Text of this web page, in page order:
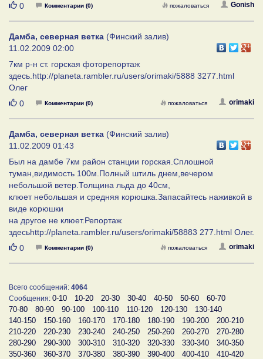
Нравится
0 Комментарии (0) Gonish
пожаловаться
Дамба, северная ветка (Финский залив)
11.02.2009 02:00
7км р-н ст. горская фоторепортаж
здесь.http://planeta.rambler.ru/users/orimaki/5888 3277.html
Олег
Нравится
0 Комментарии (0) orimaki
пожаловаться
Дамба, северная ветка (Финский залив)
11.02.2009 01:43
Был на дамбе 7км район станции горская.Сплошной
туман,видимость 100м.Полный штиль днем,вечером
небольшой ветер.Толщина льда до 40см,
клюет небольшая и средняя корюшка.Запасайтесь наживкой в
виде корюшки
на другое не клюет.Репортаж
здесьhttp://planeta.rambler.ru/users/orimaki/58883 277.html Олег.
Нравится
0 Комментарии (0) orimaki
пожаловаться
Всего сообщений: 4064
Сообщения: 0-10 10-20 20-30 30-40 40-50 50-60
60-70
70-80
80-90 90-100 100-110 110-120 120-130
130-140
140-150
150-160 160-170 170-180 180-190 190-200
200-210
210-220
220-230 230-240 240-250 250-260 260-270
270-280
280-290
290-300 300-310 310-320 320-330 330-340
340-350
350-360
360-370 370-380 380-390 390-400 400-410
410-420